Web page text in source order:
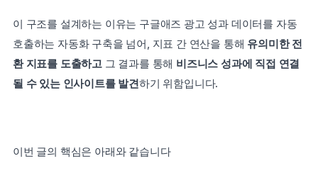
이 구조를 설계하는 이유는 구글애즈 광고 성과 데이터를 자동
호출하는 자동화 구축을 넘어, 지표 간 연산을 통해 유의미한 전
환 지표를 도출하고 그 결과를 통해 비즈니스 성과에 직접 연결
될 수 있는 인사이트를 발견하기 위함입니다.
이번 글의 핵심은 아래와 같습니다